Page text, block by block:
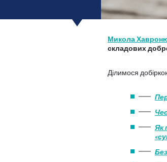
Микола
складових
Ділимося
Як